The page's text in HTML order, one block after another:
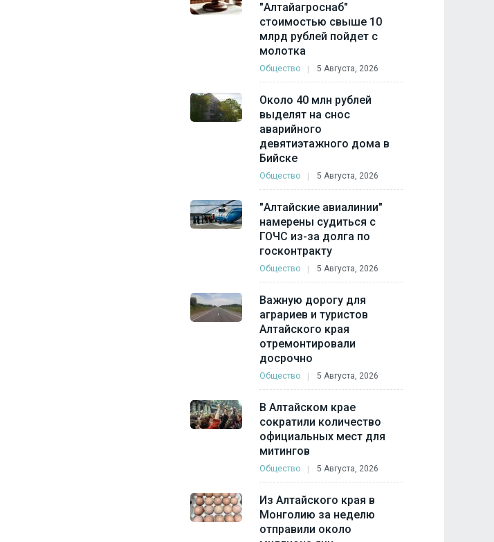
"Алтайагроснаб"
стоимостью свыше 10
млрд рублей пойдет с
молотка
Общество 5 Августа, 2026
Около 40 млн рублей
выделят на снос
аварийного
девятиэтажного дома в
Бийске
Общество 5 Августа, 2026
"Алтайские авиалинии"
намерены судиться с
ГОЧС из-за долга по
госконтракту
Общество 5 Августа, 2026
Важную дорогу для
аграриев и туристов
Алтайского края
отремонтировали
досрочно
Общество 5 Августа, 2026
В Алтайском крае
сократили количество
официальных мест для
митингов
Общество 5 Августа, 2026
Из Алтайского края в
Монголию за неделю
отправили около